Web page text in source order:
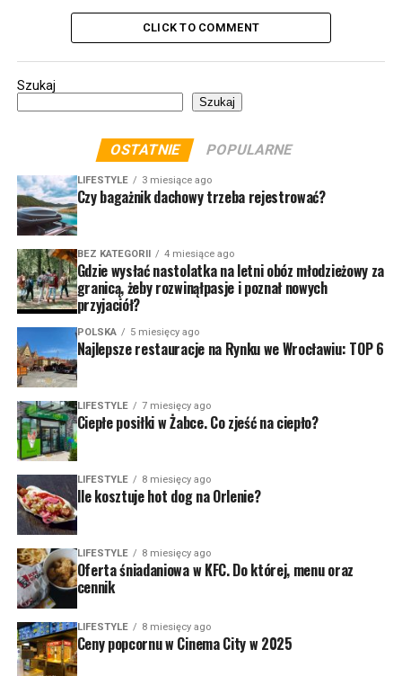
CLICK TO COMMENT
Szukaj
Szukaj
OSTATNIE POPULARNE
LIFESTYLE 3 miesiące ago
Czy bagażnik dachowy trzeba rejestrować?
BEZ KATEGORII 4 miesiące ago
Gdzie wysłać nastolatka na letni obóz młodzieżowy za
granicą, żeby rozwinąłpasje i poznał nowych
przyjaciół?
POLSKA 5 miesięcy ago
Najlepsze restauracje na Rynku we Wrocławiu: TOP 6
LIFESTYLE 7 miesięcy ago
Ciepłe posiłki w Żabce. Co zjeść na ciepło?
LIFESTYLE 8 miesięcy ago
Ile kosztuje hot dog na Orlenie?
LIFESTYLE 8 miesięcy ago
Oferta śniadaniowa w KFC. Do której, menu oraz
cennik
LIFESTYLE 8 miesięcy ago
Ceny popcornu w Cinema City w 2025